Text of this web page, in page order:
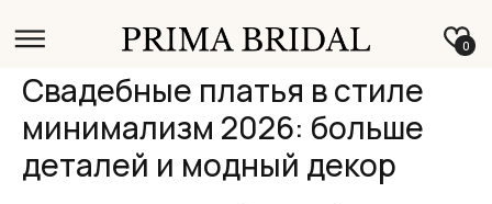
0
Свадебные платья в стиле
минимализм 2026: больше
деталей и модный декор